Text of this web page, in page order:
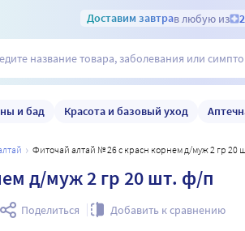
Доставим завтрав любую из
и бад Красота и базовый уход
Фиточай алтай № 26 с красн корнем д/муж 2 гр 20
д/муж 2 гр 20 шт. ф/п
Поделиться Добавить к сравнению